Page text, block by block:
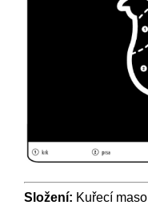
Složení: Kuřecí maso